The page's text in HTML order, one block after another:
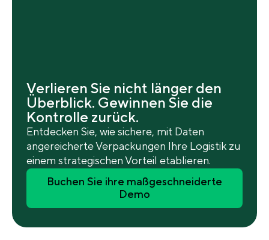
Verlieren Sie nicht länger den
Überblick. Gewinnen Sie die
Kontrolle zurück.
Entdecken Sie, wie sichere, mit Daten
angereicherte Verpackungen Ihre Logistik zu
einem strategischen Vorteil etablieren.
Buchen Sie ihre maßgeschneiderte
Demo